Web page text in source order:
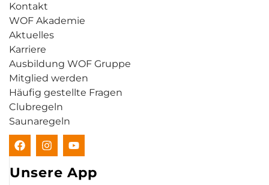
Kontakt
WOF Akademie
Aktuelles
Karriere
Ausbildung WOF Gruppe
Mitglied werden
Häufig gestellte Fragen
Clubregeln
Saunaregeln
Unsere App